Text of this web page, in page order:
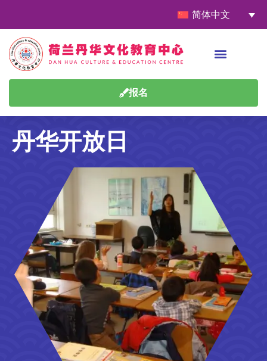
简体中文
报名
丹华开放日